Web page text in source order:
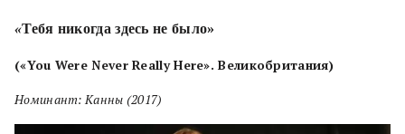
«Тебя никогда здесь не было»
(«You Were Never Really Here». Великобритания)
Номинант: Канны (2017)